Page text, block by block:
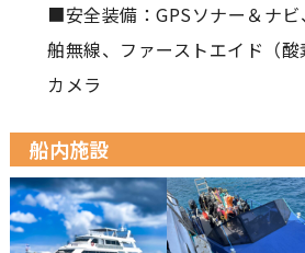
■安全装備：GPSソナー＆ナ
舶無線、ファーストエイド（
カメラ
船内施設